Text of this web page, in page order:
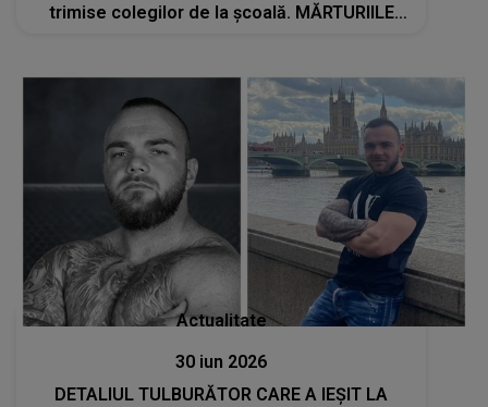
trimise colegilor de la școală. MĂRTURIILE
Actualitate
30 iun 2026
DETALIUL TULBURĂTOR CARE A IEȘIT LA